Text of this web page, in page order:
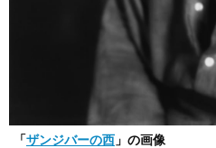
「ザンジバーの西 」の画像